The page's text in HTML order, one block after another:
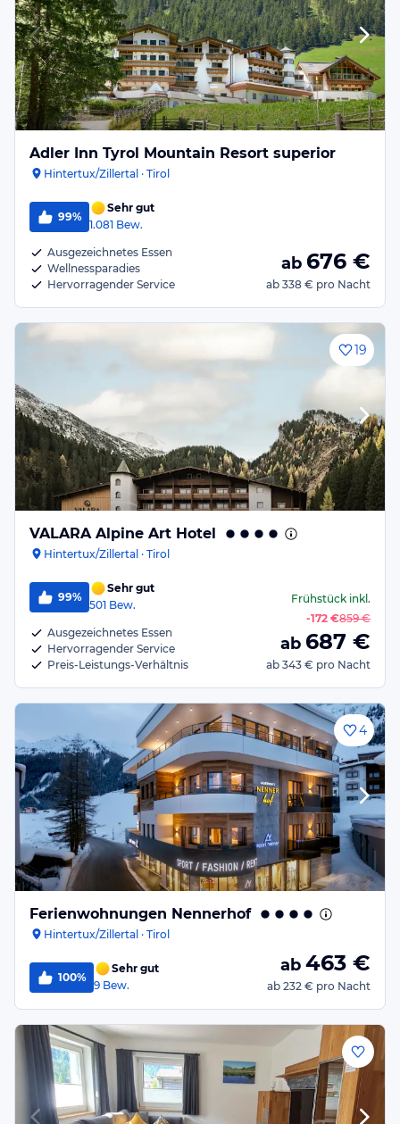
Adler Inn Tyrol Mountain Resort superior
Hintertux/Zillertal · Tirol
99%
Sehr gut
1.081 Bew.
Ausgezeichnetes Essen
Wellnessparadies
Hervorragender Service
ab 676 €
ab 338 € pro Nacht
19
VALARA Alpine Art Hotel
Hintertux/Zillertal · Tirol
99%
Sehr gut
501 Bew.
Ausgezeichnetes Essen
Hervorragender Service
Preis-Leistungs-Verhältnis
Frühstückinkl.
-172 €859 €
ab 687 €
ab 343 € pro Nacht
4
Ferienwohnungen Nennerhof
Hintertux/Zillertal · Tirol
100%
Sehr gut
9 Bew.
ab 463 €
ab 232 € pro Nacht